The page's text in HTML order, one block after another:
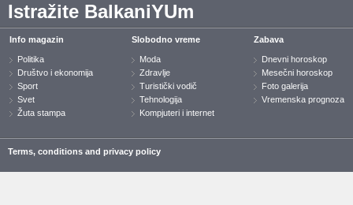
Istražite BalkaniYUm
Info magazin
Politika
Društvo i ekonomija
Sport
Svet
Žuta stampa
Slobodno vreme
Moda
Zdravlje
Turistički vodič
Tehnologija
Kompjuteri i internet
Zabava
Dnevni horoskop
Mesečni horoskop
Foto galerija
Vremenska prognoza
Terms, conditions and privacy policy